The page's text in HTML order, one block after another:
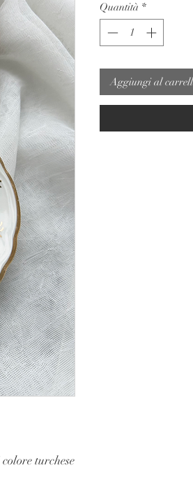
turchese
Quantità *
Aggiungi al